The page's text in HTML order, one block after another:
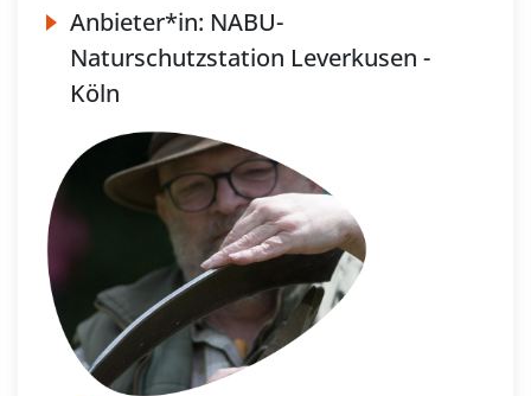
Anbieter*in: NABU-
Naturschutzstation Leverkusen -
Köln